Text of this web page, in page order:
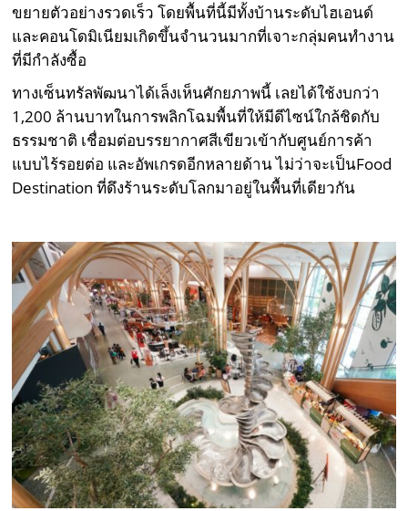
ขยายตัวอย่างรวดเร็ว โดยพื้นที่นี้มีทั้งบ้านระดับไฮเอนด์
และคอนโดมิเนียมเกิดขึ้นจำนวนมากที่เจาะกลุ่มคนทำงาน
ที่มีกำลังซื้อ
ทางเซ็นทรัลพัฒนาได้เล็งเห็นศักยภาพนี้ เลยได้ใช้งบกว่า
1,200 ล้านบาทในการพลิกโฉมพื้นที่ให้มีดีไซน์ใกล้ชิดกับ
ธรรมชาติ เชื่อมต่อบรรยากาศสีเขียวเข้ากับศูนย์การค้า
แบบไร้รอยต่อ และอัพเกรดอีกหลายด้าน ไม่ว่าจะเป็นFood
Destination ที่ดึงร้านระดับโลกมาอยู่ในพื้นที่เดียวกัน